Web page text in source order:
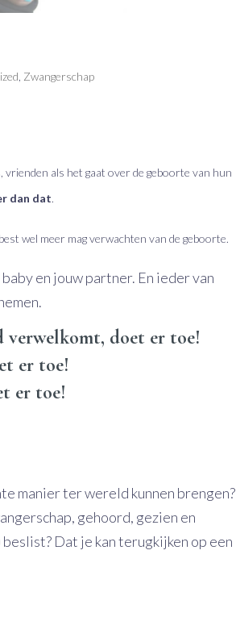
, Zwangerschap
vrienden als het gaat over de geboorte van hun
dan dat.
wel meer mag verwachten van de geboorte.
en jouw partner. En ieder van
doet er toe!
er toe!
er toe!
manier ter wereld kunnen brengen?
gehoord, gezien en
Dat je kan terugkijken op een